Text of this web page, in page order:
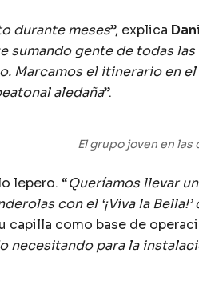
durante meses”, explica
sumando gente de todas
Marcamos el itinerario en
aledaña”.
El grupo joven en las
lepero. “Queríamos llevar
con el ‘¡Viva la
capilla como base de
necesitando para la